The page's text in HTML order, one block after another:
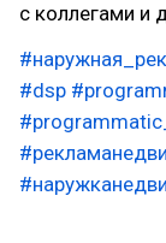
с коллегами и
#dsp